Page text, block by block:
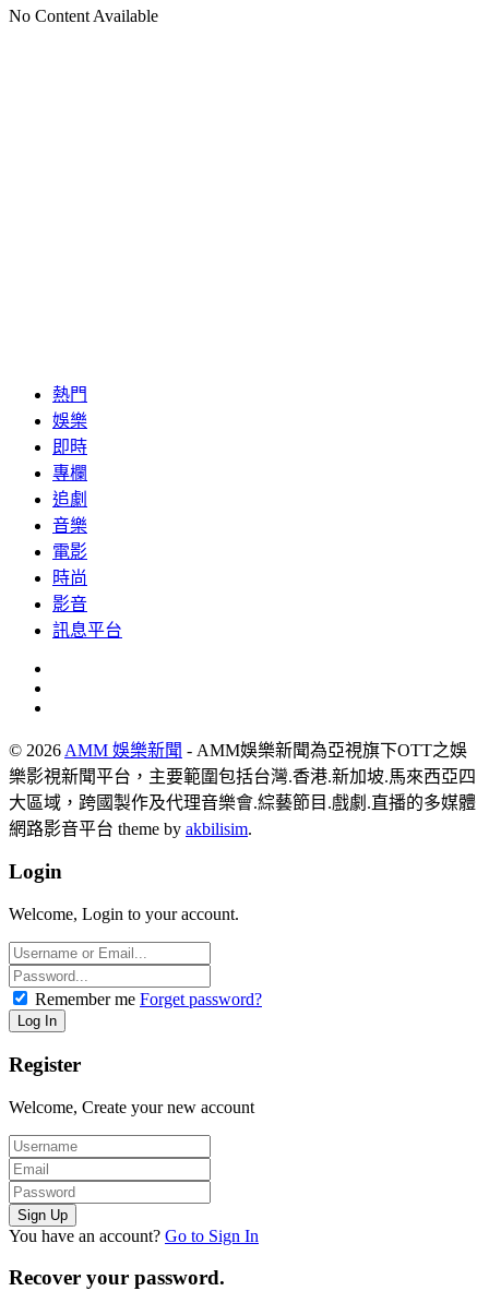
No Content Available
熱門
娛樂
即時
專欄
追劇
音樂
電影
時尚
影音
訊息平台
© 2026 AMM 娛樂新聞 - AMM娛樂新聞為亞視旗下OTT之娛
樂影視新聞平台，主要範圍包括台灣.香港.新加坡.馬來西亞四
大區域，跨國製作及代理音樂會.綜藝節目.戲劇.直播的多媒體
網路影音平台 theme by akbilisim.
Login
Welcome, Login to your account.
Remember me Forget password?
Register
Welcome, Create your new account
You have an account? Go to Sign In
Recover your password.